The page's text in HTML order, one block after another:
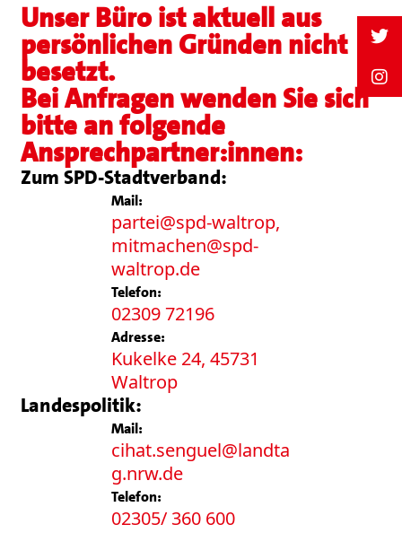
Unser Büro ist aktuell aus
persönlichen Gründen nicht
besetzt.
Bei Anfragen wenden Sie sich
bitte an folgende
Ansprechpartner:innen:
Zum SPD-Stadtverband:
Mail:
partei@spd-waltrop,
mitmachen@spd-
waltrop.de
Telefon:
02309 72196
Adresse:
Kukelke 24, 45731
Waltrop
Landespolitik:
Mail:
cihat.senguel@landta
g.nrw.de
Telefon:
02305/ 360 600